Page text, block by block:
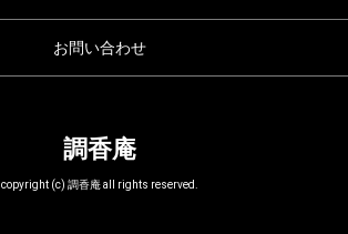
お問い合わせ
調香庵
copyright (c) 調香庵 all rights reserved.